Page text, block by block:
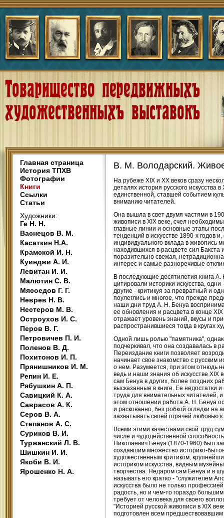
Главная страница
История ТПХВ
Фотографии
Книги
Ссылки
Статьи
Художники:
Ге Н. Н.
Васнецов В. М.
Касаткин Н.А.
Крамской И. Н.
Куинджи А. И.
Левитан И. И.
Малютин С. В.
Мясоедов Г. Г.
Неврев Н. В.
Нестеров М. В.
Остроухов И. С.
Перов В. Г.
Петровичев П. И.
Поленов В. Д.
Похитонов И. П.
Прянишников И. М.
Репин И. Е.
Рябушкин А. П.
Савицкий К. А.
Саврасов А. К.
Серов В. А.
Степанов А. С.
Суриков В. И.
Туржанский Л. В.
Шишкин И. И.
Якоби В. И.
Ярошенко Н. А.
В. М. Володарский.
На рубеже XIX и XX веков сразу
деталях история русского искусства
единственной, ставшей событием
вниманию читателей.
Она вышла в свет двумя частями в
живописи в XIX веке, счел
главные линии и основные этапы
тенденций в искусстве 1890-х годов
индивидуального вклада в живопись
находившихся в расцвете сил
поразительно свежая,
интерес и самые разноречивые
В последующие десятилетия книга
цитировали историки искусства,
другие - критикуя за превратный и
поулеглись и многое, что прежде
наши дни труд А. Н. Бенуа
ее обновления и расцвета в конце
отражает уровень знаний, вкусы и
распространившиеся тогда в кругах
Одной лишь ролью "памятника",
подчеркивал, что она создавалась в
Переиздание книги позволяет
начинает свое знакомство с русским
о нем. Разумеется, при этом отнюдь
ведь и наши знания об искусстве
сам Бенуа в других, более поздних
высказанные в книге. Ее недостатки
труда для внимательных читателей,
этом отношении работа А. Н. Бенуа
и раскованно, без робкой оглядки на
захватывать своей горячей любовью
Всеми этими качествами свой труд
числе и чудодейственной
Николаевич Бенуа (1870-1960) был
создавшим множество историко-
художественным критиком,
историком искусства, видным
творчества. Недаром сам Бенуа и в
называть его кратко - "служителем
искусства было не только
радость, но и чем-то гораздо
требует от человека для своего
"Историей русской живописи в XIX
подготовлен всем